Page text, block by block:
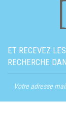
ET RECEVEZ
RECHERCHE